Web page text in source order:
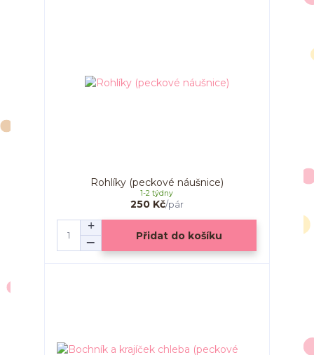
Rohlíky (peckové náušnice)
250 Kč/pár
1-2 týdny
Přidat do košíku